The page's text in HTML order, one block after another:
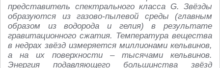
представитель спектрального класса G. Звёзды
образуются из газово-пылевой среды (главным
образом из водорода и гелия) в результате
гравитационного сжатия. Температура вещества
в недрах звёзд измеряется миллионами кельвинов,
а на их поверхности – тысячами кельвинов.
Энергия подавляющего большинства звёзд